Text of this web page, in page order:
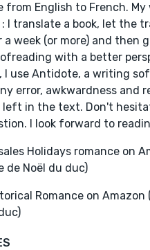
from English to French. My
: I translate a book, let the
a week (or more) and then
with a better
I use Antidote, a writing
error, awkwardness and
left in the text. Don't
I look forward to
Holidays romance on
de Noël du duc)
Romance on Amazon